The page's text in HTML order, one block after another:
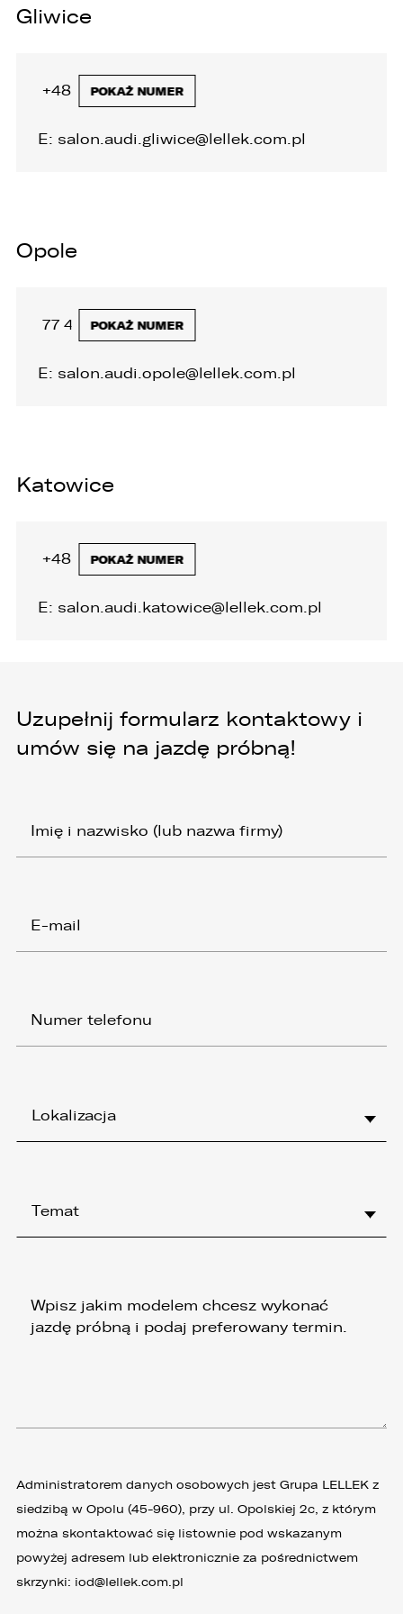
Gliwice
POKAŻ NUMER
+48 32 335 92 40
E: salon.audi.gliwice@lellek.com.pl
Opole
POKAŻ NUMER
77 400 70 45
E: salon.audi.opole@lellek.com.pl
Katowice
POKAŻ NUMER
+48 32 446 20 00
E: salon.audi.katowice@lellek.com.pl
Uzupełnij formularz kontaktowy i
umów się na jazdę próbną!
Lokalizacja
Temat
Administratorem danych osobowych jest Grupa LELLEK z
siedzibą w Opolu (45-960), przy ul. Opolskiej 2c, z którym
można skontaktować się listownie pod wskazanym
powyżej adresem lub elektronicznie za pośrednictwem
skrzynki: iod@lellek.com.pl